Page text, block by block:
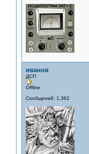
иванов
ДСП
Offline
Сообщений: 1,362